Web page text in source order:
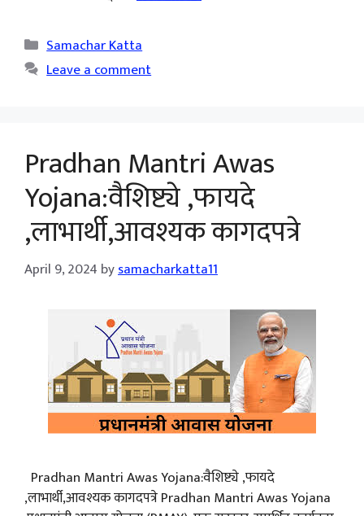
Categories
Samachar Katta
Leave a comment
Pradhan Mantri Awas
Yojana:वैशिष्ट्ये ,फायदे
,लाभार्थी,आवश्यक कागदपत्रे
April 9, 2024 bysamacharkatta11
Pradhan Mantri Awas Yojana:वैशिष्ट्ये ,फायदे
,लाभार्थी,आवश्यक कागदपत्रे Pradhan Mantri Awas Yojana